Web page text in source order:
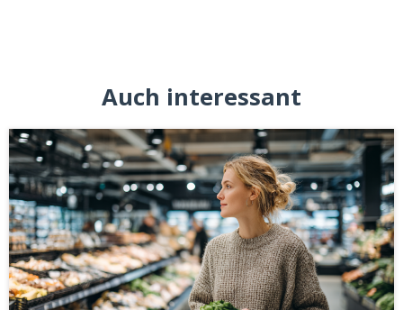
Auch interessant